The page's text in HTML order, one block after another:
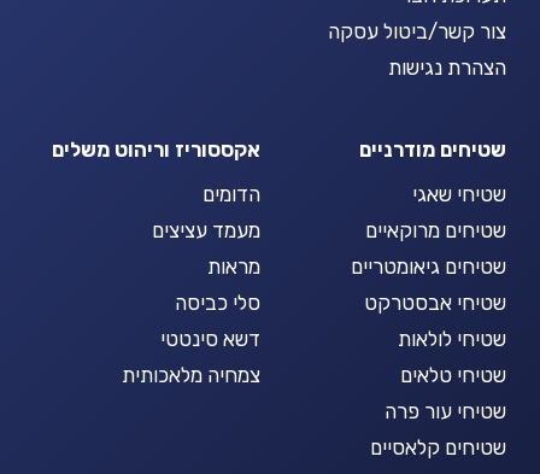
צור קשר/ביטול עסקה
הצהרת נגישות
שטיחים מודרניים
שטיחי שאגי
שטיחים מרוקאיים
שטיחים גיאומטריים
שטיחי אבסטרקט
שטיחי לולאות
שטיחי טלאים
שטיחי עור פרה
שטיחים קלאסיים
אקססוריז וריהוט משלים
הדומים
מעמד עציצים
מראות
סלי כביסה
דשא סינטטי
צמחיה מלאכותית